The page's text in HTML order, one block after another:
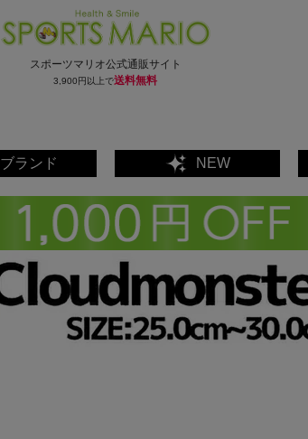
スポーツマリオ公式通販サイト
3,900円以上で送料無料
ブランド NEW